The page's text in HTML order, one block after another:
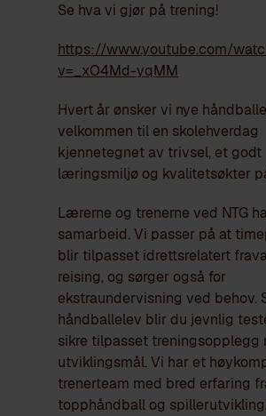
Se hva vi gjør på trening!
https://www.youtube.com/
v=_xO4Md-yqMM
Hvert år ønsker vi nye
velkommen til en skolehverdag
kjennetegnet av trivsel, et godt
læringsmiljø og kvalitetsøkter
Lærerne og trenerne ved NTG
samarbeid. Vi passer på at
blir tilpasset idrettsrelatert
reising, og sørger også for
ekstraundervisning ved behov.
håndballelev blir du jevnlig
sikre tilpasset treningsopplegg
utviklingsmål. Vi har et
trenerteam med bred erfaring
topphåndball og